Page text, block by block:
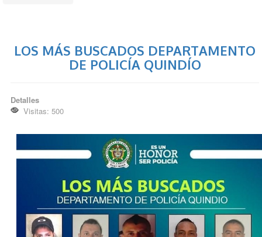
LOS MÁS BUSCADOS DEPARTAMENTO
DE POLICÍA QUINDÍO
Detalles
Visitas: 500